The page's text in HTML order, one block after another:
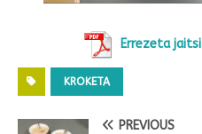
Errezeta jaitsi
KROKETA
PREVIOUS